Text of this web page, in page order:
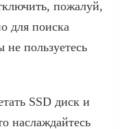
пожалуй,
для поиска
пользуетесь
SSD диск и
наслаждайтесь